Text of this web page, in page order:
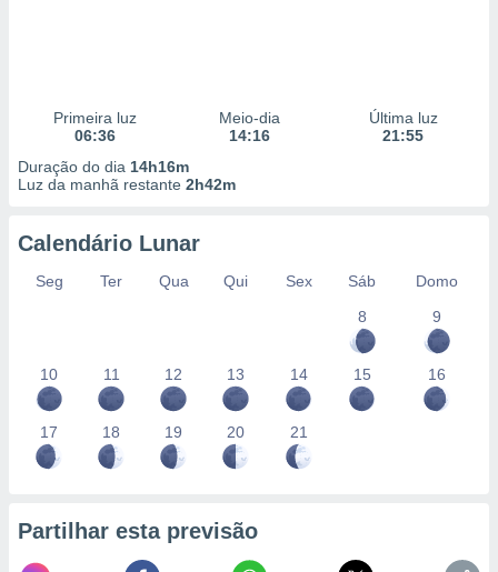
Primeira luz
06:36
Meio-dia
14:16
Última luz
21:55
Duração do dia 14h16m
Luz da manhã restante 2h42m
Calendário Lunar
Seg Ter Qua Qui Sex Sáb
Domo
8
9
10 11 12 13 14 15 16
17 18 19 20 21
Partilhar esta previsão